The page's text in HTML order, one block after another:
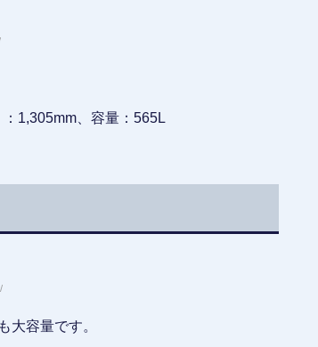
1,305mm、容量：565L
大容量です。